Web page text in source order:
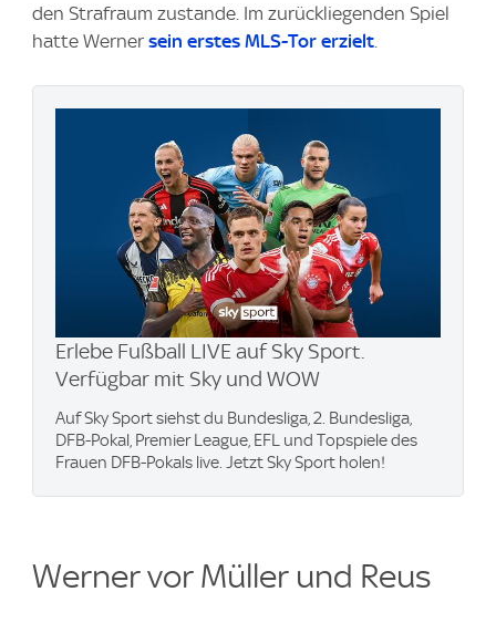
den Strafraum zustande. Im zurückliegenden Spiel
hatte Werner sein erstes MLS-Tor erzielt.
Erlebe Fußball LIVE auf Sky Sport.
Verfügbar mit Sky und WOW
Auf Sky Sport siehst du Bundesliga, 2. Bundesliga,
DFB-Pokal, Premier League, EFL und Topspiele des
Frauen DFB-Pokals live. Jetzt Sky Sport holen!
Werner vor Müller und Reus